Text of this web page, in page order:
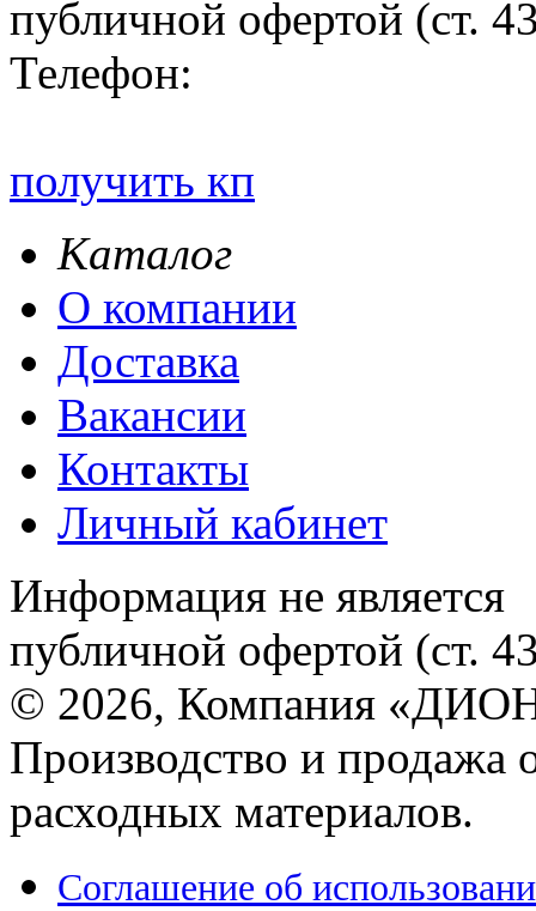
публичной офертой (ст.
Телефон:
получить кп
Каталог
О компании
Доставка
Вакансии
Контакты
Личный кабинет
Информация не является
публичной офертой (ст.
© 2026, Компания
Производство и продажа
расходных материалов.
Соглашение об